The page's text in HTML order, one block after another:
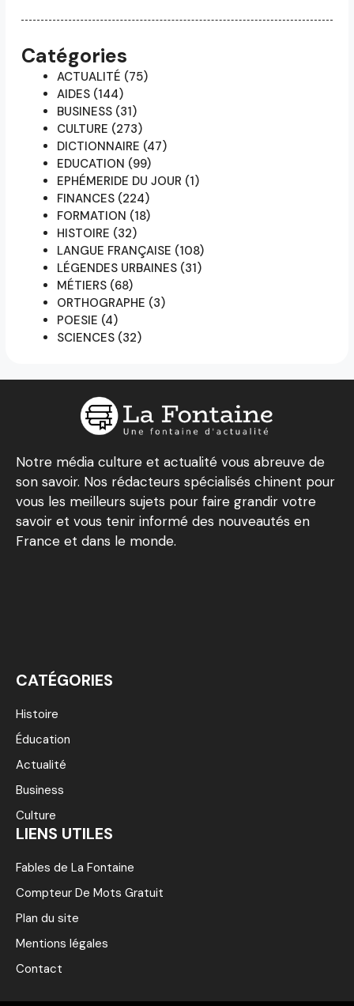
Catégories
ACTUALITÉ (75)
AIDES (144)
BUSINESS (31)
CULTURE (273)
DICTIONNAIRE (47)
EDUCATION (99)
EPHÉMERIDE DU JOUR (1)
FINANCES (224)
FORMATION (18)
HISTOIRE (32)
LANGUE FRANÇAISE (108)
LÉGENDES URBAINES (31)
MÉTIERS (68)
ORTHOGRAPHE (3)
POESIE (4)
SCIENCES (32)
Notre média culture et actualité vous abreuve de
son savoir. Nos rédacteurs spécialisés chinent pour
vous les meilleurs sujets pour faire grandir votre
savoir et vous tenir informé des nouveautés en
France et dans le monde.
CATÉGORIES
Histoire
Éducation
Actualité
Business
Culture
LIENS UTILES
Fables de La Fontaine
Compteur De Mots Gratuit
Plan du site
Mentions légales
Contact